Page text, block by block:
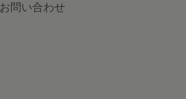
お問い合わせ